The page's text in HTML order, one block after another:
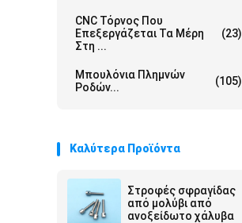
CNC Τόρνος Που
Επεξεργάζεται Τα Μέρη
Στη ...
(23)
Μπουλόνια Πλημνών
Ροδών...
(105)
Καλύτερα Προϊόντα
Στροφές σφραγίδας
από μολύβι από
ανοξείδωτο χάλυβα